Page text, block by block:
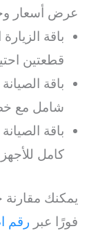
عرض أسعار
باقة
قطعتين
باقة
شامل مع خصم
باقة
كامل
يمكنك مقارنة
فورًا عبر رقم